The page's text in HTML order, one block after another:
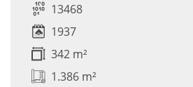
13468
1937
342 m²
1.386 m²